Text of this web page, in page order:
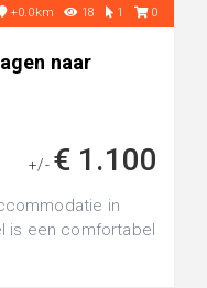
+0.0km 18 1 0
naar
+/- € 1.100
in
is een comfortabel